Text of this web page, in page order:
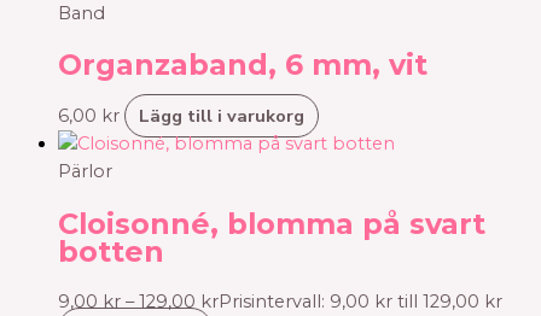
Band
Organzaband, 6 mm, vit
6,00 kr Lägg till i varukorg
Pärlor
Cloisonné, blomma på svart
botten
9,00 kr – 129,00 krPrisintervall: 9,00 kr till 129,00 kr